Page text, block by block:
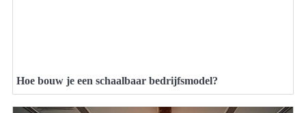
Hoe bouw je een schaalbaar bedrijfsmodel?